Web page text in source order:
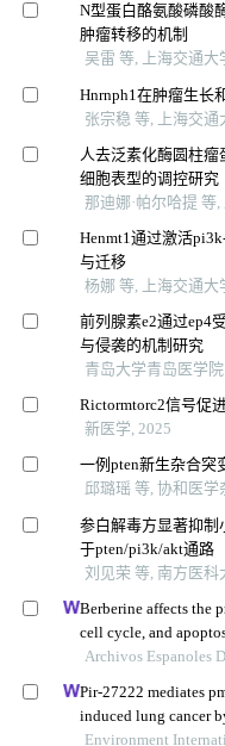
N型蛋白酪氨酸磷酸
肿瘤转移的机制
吴雷 等, 上海交通大
Hnrnph1在肿瘤生长
张宗稳 等, 上海交通
人去泛素化酶圆柱
细胞表型的调控研究
那迪娜·帕尔哈提 等
Henmt1通过激活
与迁移
杨娜 等, 上海交通大
前列腺素e2通过ep4
与侵袭的机制研究
青岛大学青岛医学
Rictormtorc2信号促
新医学, 2025
一例pten新生杂合突
邱璐瑶 等, 协和医学
参白解毒方显著抑制
于pten/pi3k/akt通路
刘见荣 等, 南方医科
Berberine affects the
cell cycle, and
5637 by down-
Archivos Espanoles
Pir-27222 mediates
induced lung cancer
wtap/m6a axis
Environment